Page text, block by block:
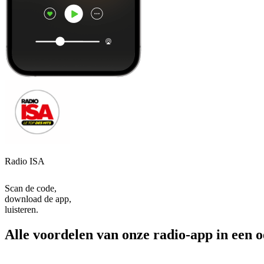
Radio ISA
Scan de code,
download de app,
luisteren.
Alle voordelen van onze radio-app in een